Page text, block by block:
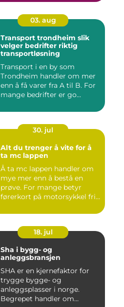
03. aug
Transport trondheim slik
velger bedrifter riktig
transportløsning
Transport i en by som
Trondheim handler om mer
enn å få varer fra A til B. For
mange bedrifter er go...
30. jul
Alt du trenger å vite for å
ta mc lappen
Å ta mc lappen handler om
mye mer enn å bestå en
prøve. For mange betyr
førerkort på motorsykkel fri...
18. jul
Sha i bygg- og
anleggsbransjen
SHA er en kjernefaktor for
trygge bygge- og
anleggsplasser i norge.
Begrepet handler om